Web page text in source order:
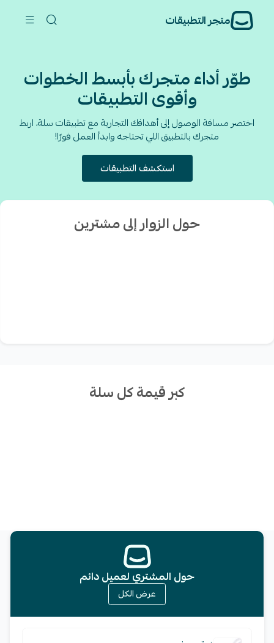
متجر التطبيقات
طوّر أداء متجرك بأبسط الخطوات
وأقوى التطبيقات
اختصر مسافة الوصول إلى أهدافك التجارية مع تطبيقات سلة، اربط
متجرك بالتطبيق اللي تحتاجه وابدأ العمل فورًا!
استكشف التطبيقات
حول الزوار إلى مشترين
كبر قيمة كل سلة
حول المشتري لعميل دائم
عرض الكل